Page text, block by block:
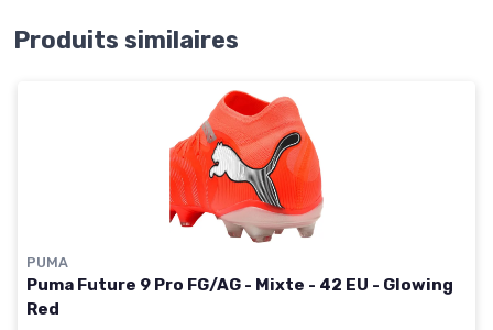
Produits similaires
PUMA
Puma Future 9 Pro FG/AG - Mixte - 42 EU - Glowing
Red